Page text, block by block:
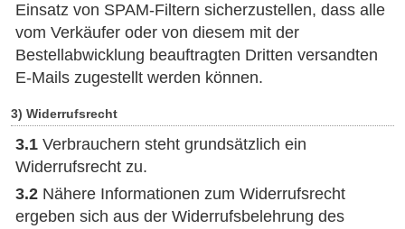
Einsatz von SPAM-Filtern sicherzustellen, dass alle
vom Verkäufer oder von diesem mit der
Bestellabwicklung beauftragten Dritten versandten
E-Mails zugestellt werden können.
3) Widerrufsrecht
3.1 Verbrauchern steht grundsätzlich ein
Widerrufsrecht zu.
3.2 Nähere Informationen zum Widerrufsrecht
ergeben sich aus der Widerrufsbelehrung des